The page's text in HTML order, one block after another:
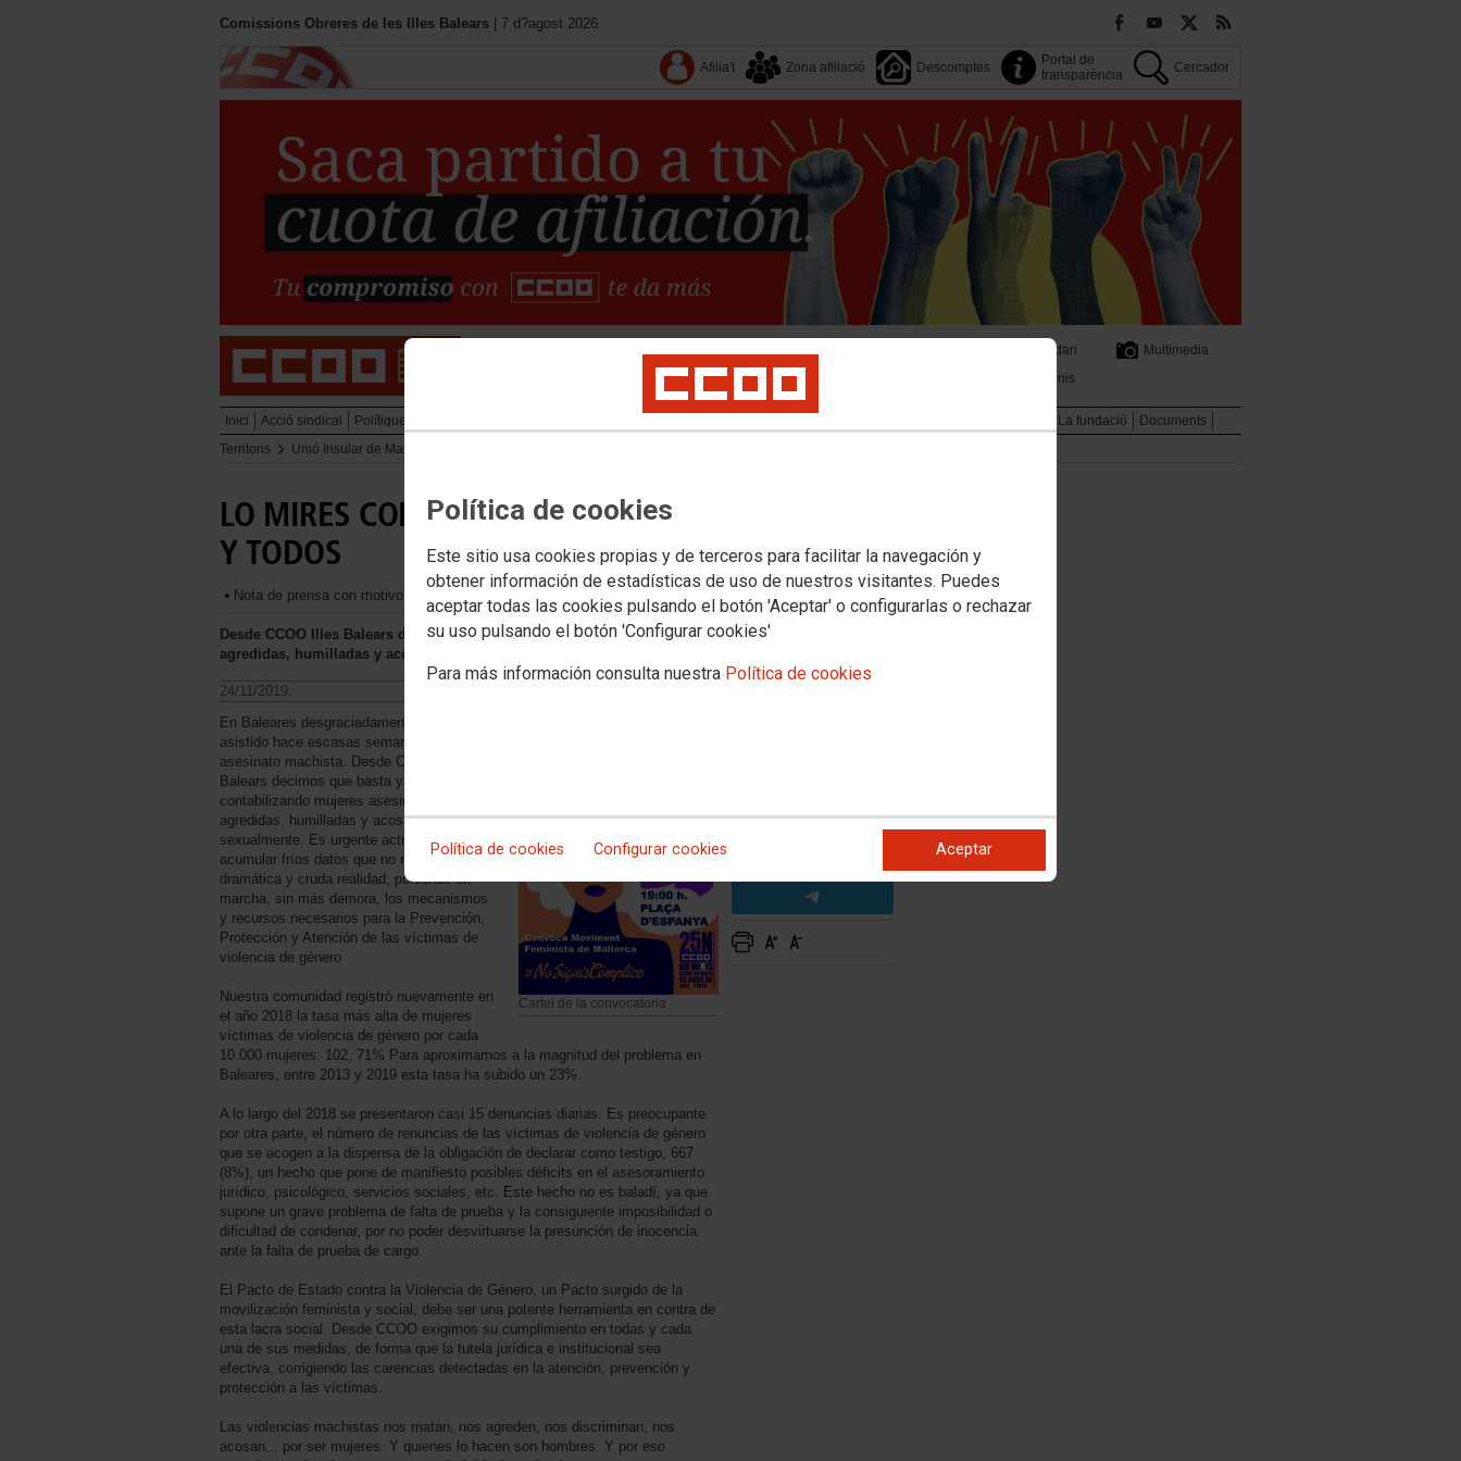
Política de cookies
Este sitio usa cookies propias y de terceros para facilitar la navegación y
obtener información de estadísticas de uso de nuestros visitantes. Puedes
aceptar todas las cookies pulsando el botón 'Aceptar' o configurarlas o rechazar
su uso pulsando el botón 'Configurar cookies'
Para más información consulta nuestra Política de cookies
Política de cookies Configurar cookies Aceptar
Comissions Obreres de les Illes Balears | 7 d?agost 2026.
Afilia't Zona afiliació Descomptes
Portal de
transparència
Cercador
Calendari
Multimedia
Notícies
Convenis
Inici Acció sindical Polítiques socials La fundació
Documents
Territoris
Unió Insular de Mallorca
LO MIRES COMO LO MIRES, ES COSA DE TODAS
Y TODOS
Nota de prensa con motivo del Día Internacional para la eliminación de la violencia contra las mujeres
Desde CCOO Illes Balears decimos que basta ya de seguir contabilizando mujeres asesinadas,
agredidas, humilladas y acosadas sexualmente.
24/11/2019.
Cartel de la convocatoria
En Baleares desgraciadamente hemos
asistido hace escasas semanas a un nuevo
asesinato machista. Desde CCOO Illes
Balears decimos que basta ya de seguir
contabilizando mujeres asesinadas,
agredidas, humilladas y acosadas
sexualmente. Es urgente actuar y dejar de
acumular fríos datos que no reflejan la
dramática y cruda realidad, poniendo en
marcha, sin más demora, los mecanismos
y recursos necesarios para la Prevención,
Protección y Atención de las víctimas de
violencia de género
Nuestra comunidad registró nuevamente en
el año 2018 la tasa más alta de mujeres
víctimas de violencia de género por cada
10.000 mujeres: 102, 71% Para aproximarnos a la magnitud del problema en
Baleares, entre 2013 y 2019 esta tasa ha subido un 23%.
A lo largo del 2018 se presentaron casi 15 denuncias diarias. Es preocupante
por otra parte, el número de renuncias de las víctimas de violencia de género
que se acogen a la dispensa de la obligación de declarar como testigo, 667
(8%), un hecho que pone de manifiesto posibles déficits en el asesoramiento
jurídico, psicológico, servicios sociales, etc. Este hecho no es baladí, ya que
supone un grave problema de falta de prueba y la consiguiente imposibilidad o
dificultad de condenar, por no poder desvirtuarse la presunción de inocencia
ante la falta de prueba de cargo.
El Pacto de Estado contra la Violencia de Género, un Pacto surgido de la
movilización feminista y social, debe ser una potente herramienta en contra de
esta lacra social. Desde CCOO exigimos su cumplimiento en todas y cada
una de sus medidas, de forma que la tutela jurídica e institucional sea
efectiva, corrigiendo las carencias detectadas en la atención, prevención y
protección a las víctimas.
Las violencias machistas nos matan, nos agreden, nos discriminan, nos
acosan,.. por ser mujeres. Y quienes lo hacen son hombres. Y por eso